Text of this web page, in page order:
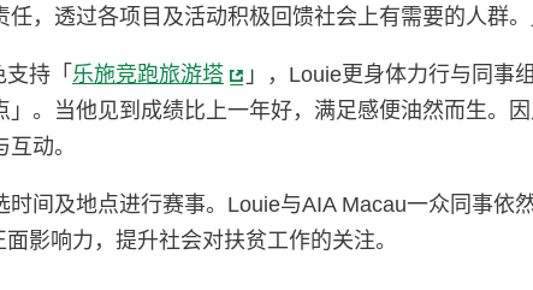
，透过各项目及活动积极回馈社会上有需要的人群。
持「 乐施竞跑旅游塔
」，Louie更身体力行与同事
。当他见到成绩比上一年好，满足感便油然而生。
动。
间及地点进行赛事。Louie与AIA Macau一众同事依
影响力，提升社会对扶贫工作的关注。